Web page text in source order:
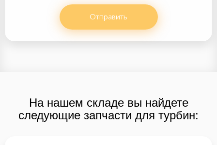
Отправить
На нашем складе вы найдете
следующие запчасти для турбин: